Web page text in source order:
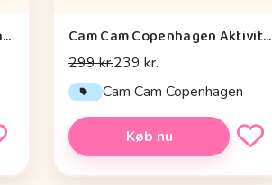
Done by Deer Aktivitetsspiral - Celebration - Blå Cam Cam Copenhagen Aktivitetsterning - OCS - Vintage Toys
299 kr.239 kr.
Cam Cam Copenhagen
Køb nu